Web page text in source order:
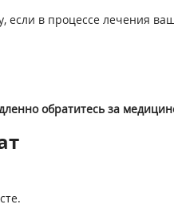
если в процессе лечения
обратитесь за